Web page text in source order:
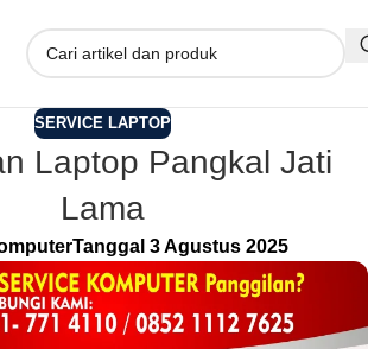
SERVICE LAPTOP
Laptop Pangkal Jati
Lama
Tanggal 3 Agustus 2025